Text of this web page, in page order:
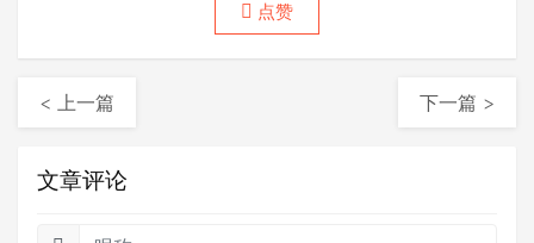
点赞
< 上一篇 下一篇 >
文章评论